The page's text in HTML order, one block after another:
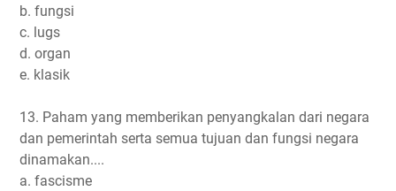
b. fungsi
c. lugs
d. organ
e. klasik
13. Paham yang memberikan penyangkalan dari negara
dan pemerintah serta semua tujuan dan fungsi negara
dinamakan....
a. fascisme